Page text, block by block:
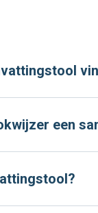
een